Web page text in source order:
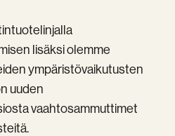
lisäksi olemme
ympäristövaikutusten
uuden
vaahtosammuttimet